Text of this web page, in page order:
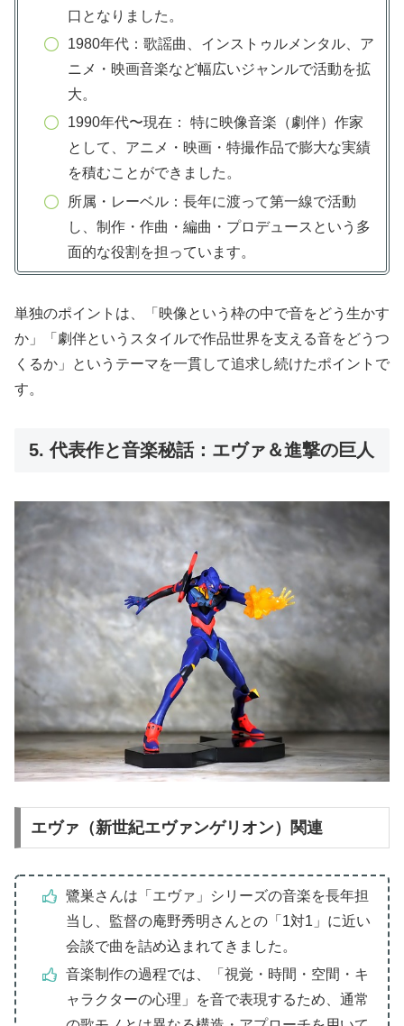
口となりました。
1980年代：歌謡曲、インストゥルメンタル、ア
ニメ・映画音楽など幅広いジャンルで活動を拡
大。
1990年代〜現在： 特に映像音楽（劇伴）作家
として、アニメ・映画・特撮作品で膨大な実績
を積むことができました。
所属・レーベル：長年に渡って第一線で活動
し、制作・作曲・編曲・プロデュースという多
面的な役割を担っています。
単独のポイントは、「映像という枠の中で音をどう生かす
か」「劇伴というスタイルで作品世界を支える音をどうつ
くるか」というテーマを一貫して追求し続けたポイントで
す。
5. 代表作と音楽秘話：エヴァ＆進撃の巨人
エヴァ（新世紀エヴァンゲリオン）関連
鷺巣さんは「エヴァ」シリーズの音楽を長年担
当し、監督の庵野秀明さんとの「1対1」に近い
会談で曲を詰め込まれてきました。
音楽制作の過程では、「視覚・時間・空間・キ
ャラクターの心理」を音で表現するため、通常